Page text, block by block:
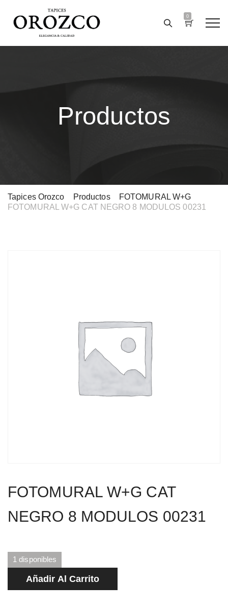
0
Productos
Tapices Orozco Productos> FOTOMURAL W+G
FOTOMURAL W+G CAT NEGRO 8 MODULOS 00231
FOTOMURAL W+G CAT
NEGRO 8 MODULOS 00231
1 disponibles
FOTOMURAL
Añadir Al Carrito